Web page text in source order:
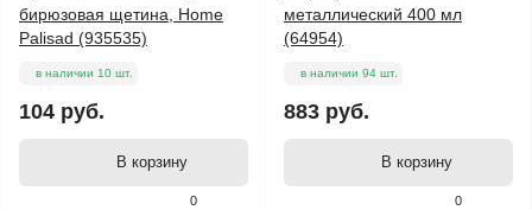
0
бирюзовая щетина, Home
Palisad (935535)
в наличии 10 шт.
104 руб.
В корзину
0
металлический 400 мл
(64954)
в наличии 94 шт.
883 руб.
В корзину